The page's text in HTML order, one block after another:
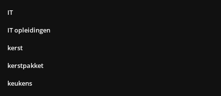
IT
IT opleidingen
kerst
kerstpakket
keukens